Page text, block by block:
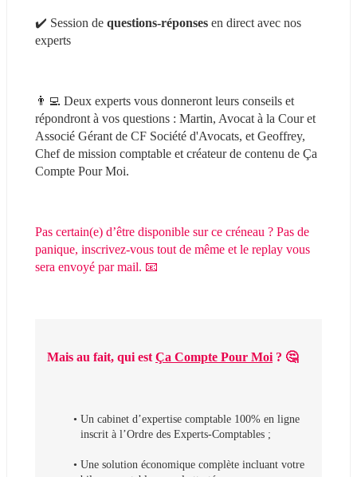
✔️ Session de questions-réponses en direct avec nos
experts
👨‍💻 Deux experts vous donneront leurs conseils et
répondront à vos questions : Martin, Avocat à la Cour et
Associé Gérant de CF Société d'Avocats, et Geoffrey,
Chef de mission comptable et créateur de contenu de Ça
Compte Pour Moi.
Pas certain(e) d’être disponible sur ce créneau ? Pas de
panique, inscrivez-vous tout de même et le replay vous
sera envoyé par mail. 📧
Mais au fait, qui est Ça Compte Pour Moi ? 🤔
Un cabinet d’expertise comptable 100% en ligne
inscrit à l’Ordre des Experts-Comptables ;
Une solution économique complète incluant votre